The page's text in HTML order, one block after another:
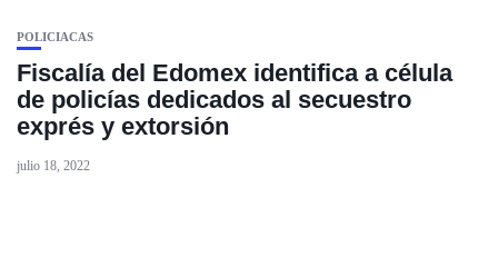
POLICIACAS
Fiscalía del Edomex identifica a célula
de policías dedicados al secuestro
exprés y extorsión
julio 18, 2022